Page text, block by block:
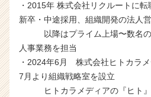
e
r）
・2015年 株式会社リクルートに転
新卒・中途採用、組織開発の法人
以降はプライム上場〜数名の
人事業務を担当
・2024年6月 株式会社ヒトカラ
7月より組織戦略室を設立
ヒトカラメディアの『ヒト』